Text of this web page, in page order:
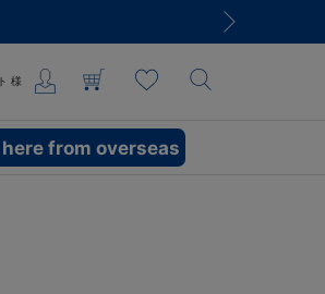
様
from overseas